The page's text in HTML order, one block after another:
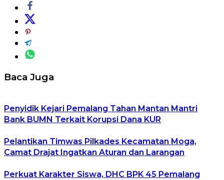
Baca Juga
Penyidik Kejari Pemalang Tahan Mantan Mantri
Bank BUMN Terkait Korupsi Dana KUR
Pelantikan Timwas Pilkades Kecamatan Moga,
Camat Drajat Ingatkan Aturan dan Larangan
Perkuat Karakter Siswa, DHC BPK 45 Pemalang